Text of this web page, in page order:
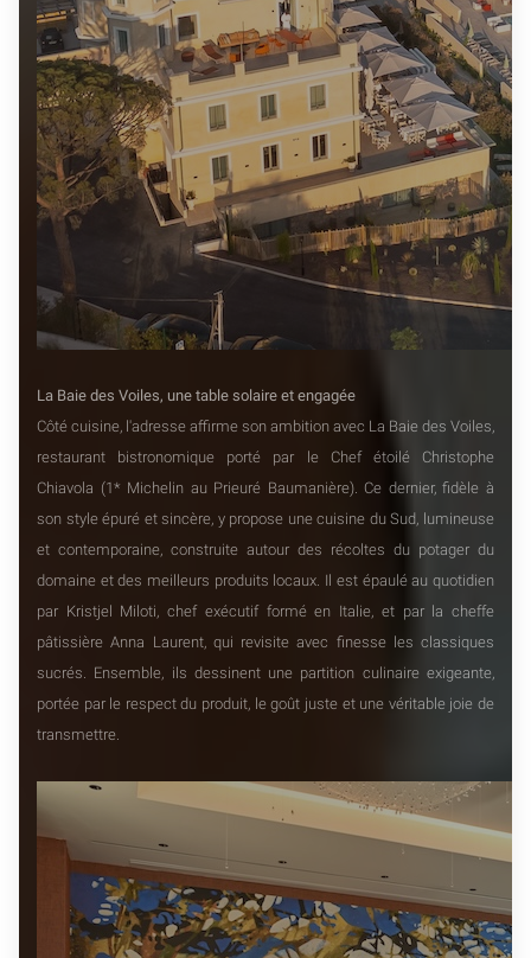
La Baie des Voiles, une table solaire et engagée
Côté cuisine, l'adresse affirme son ambition avec La Baie des Voiles,
restaurant bistronomique porté par le Chef étoilé Christophe
Chiavola (1* Michelin au Prieuré Baumanière). Ce dernier, fidèle à
son style épuré et sincère, y propose une cuisine du Sud, lumineuse
et contemporaine, construite autour des récoltes du potager du
domaine et des meilleurs produits locaux. Il est épaulé au quotidien
par Kristjel Miloti, chef exécutif formé en Italie, et par la cheffe
pâtissière Anna Laurent, qui revisite avec finesse les classiques
sucrés. Ensemble, ils dessinent une partition culinaire exigeante,
portée par le respect du produit, le goût juste et une véritable joie de
transmettre.